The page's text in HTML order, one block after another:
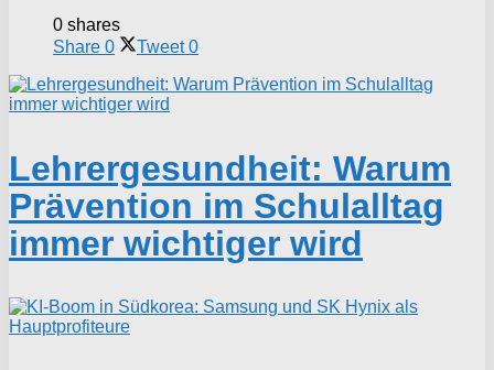
0 shares
Share 0 Tweet 0
Lehrergesundheit: Warum
Prävention im Schulalltag
immer wichtiger wird